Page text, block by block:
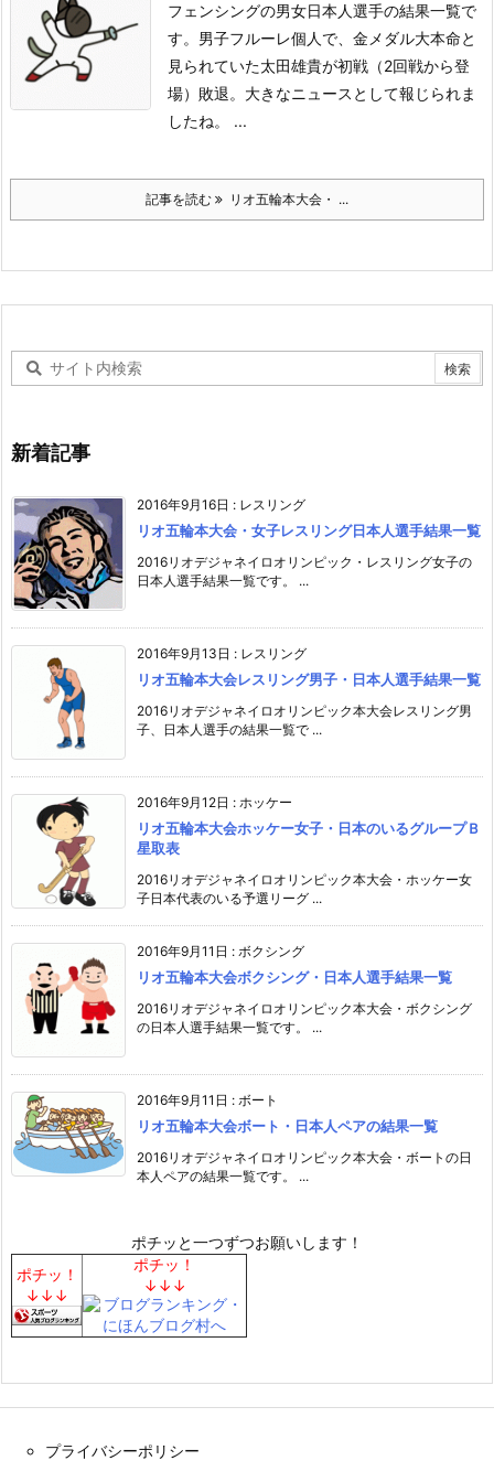
フェンシングの男女日本人選手の結果一覧で
す。 男子フルーレ個人で、金メダル大本命と
見られていた太田雄貴が初戦（2回戦から登
場）敗退。大きなニュースとして報じられま
したね。 ...
記事を読む リオ五輪本大会・ ...
新着記事
2016年9月16日 : レスリング
リオ五輪本大会・女子レスリング日本人選手結果一覧
2016リオデジャネイロオリンピック・レスリング女子の
日本人選手結果一覧です。 ...
2016年9月13日 : レスリング
リオ五輪本大会レスリング男子・日本人選手結果一覧
2016リオデジャネイロオリンピック本大会レスリング男
子、日本人選手の結果一覧で ...
2016年9月12日 : ホッケー
リオ五輪本大会ホッケー女子・日本のいるグループＢ
星取表
2016リオデジャネイロオリンピック本大会・ホッケー女
子日本代表のいる予選リーグ ...
2016年9月11日 : ボクシング
リオ五輪本大会ボクシング・日本人選手結果一覧
2016リオデジャネイロオリンピック本大会・ボクシング
の日本人選手結果一覧です。 ...
2016年9月11日 : ボート
リオ五輪本大会ボート・日本人ペアの結果一覧
2016リオデジャネイロオリンピック本大会・ボートの日
本人ペアの結果一覧です。 ...
ポチッと一つずつお願いします！
ポチッ！
↓↓↓
ポチッ！
↓↓↓
プライバシーポリシー